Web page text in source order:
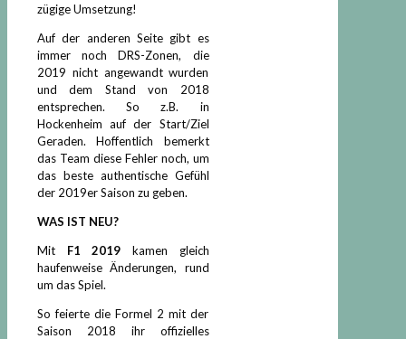
zügige Umsetzung!
Auf der anderen Seite gibt es
immer noch DRS-Zonen, die
2019 nicht angewandt wurden
und dem Stand von 2018
entsprechen. So z.B. in
Hockenheim auf der Start/Ziel
Geraden. Hoffentlich bemerkt
das Team diese Fehler noch, um
das beste authentische Gefühl
der 2019er Saison zu geben.
WAS IST NEU?
Mit F1 2019 kamen gleich
haufenweise Änderungen, rund
um das Spiel.
So feierte die Formel 2 mit der
Saison 2018 ihr offizielles